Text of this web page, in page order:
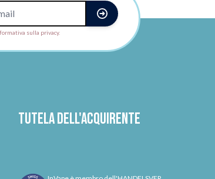
sulla privacy.
Tutela dell'acquirente